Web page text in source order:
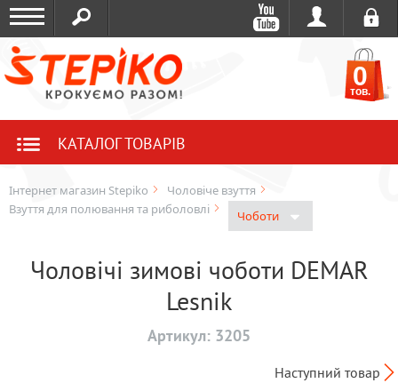
0
тов.
КАТАЛОГ ТОВАРІВ
Інтернет магазин Stepiko
Чоловіче взуття
Взуття для полювання та риболовлі
Чоботи
Чоловічі зимові чоботи DEMAR
Lesnik
Артикул: 3205
Наступний товар